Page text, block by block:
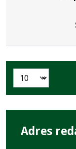
Liczba
Adres